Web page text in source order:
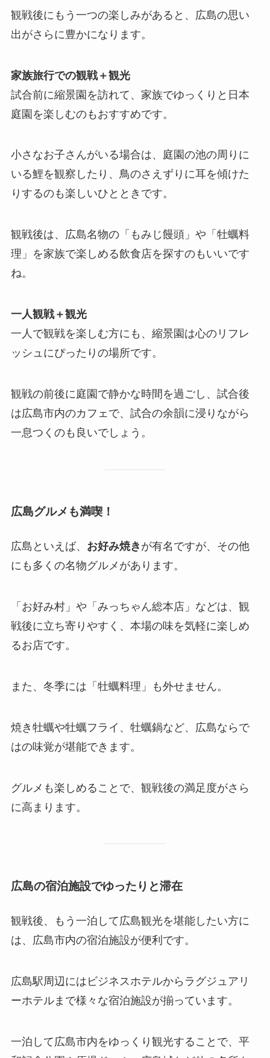
観戦後にもう一つの楽しみがあると、広島の思い
出がさらに豊かになります。
家族旅行での観戦＋観光
試合前に縮景園を訪れて、家族でゆっくりと日本
庭園を楽しむのもおすすめです。
小さなお子さんがいる場合は、庭園の池の周りに
いる鯉を観察したり、鳥のさえずりに耳を傾けた
りするのも楽しいひとときです。
観戦後は、広島名物の「もみじ饅頭」や「牡蠣料
理」を家族で楽しめる飲食店を探すのもいいです
ね。
一人観戦＋観光
一人で観戦を楽しむ方にも、縮景園は心のリフレ
ッシュにぴったりの場所です。
観戦の前後に庭園で静かな時間を過ごし、試合後
は広島市内のカフェで、試合の余韻に浸りながら
一息つくのも良いでしょう。
広島グルメも満喫！
広島といえば、 お好み焼き が有名ですが、その他
にも多くの名物グルメがあります。
「お好み村」や「みっちゃん総本店」などは、観
戦後に立ち寄りやすく、本場の味を気軽に楽しめ
るお店です。
また、冬季には「牡蠣料理」も外せません。
焼き牡蠣や牡蠣フライ、牡蠣鍋など、広島ならで
はの味覚が堪能できます。
グルメも楽しめることで、観戦後の満足度がさら
に高まります。
広島の宿泊施設でゆったりと滞在
観戦後、もう一泊して広島観光を堪能したい方に
は、広島市内の宿泊施設が便利です。
広島駅周辺にはビジネスホテルからラグジュアリ
ーホテルまで様々な宿泊施設が揃っています。
一泊して広島市内をゆっくり観光することで、平